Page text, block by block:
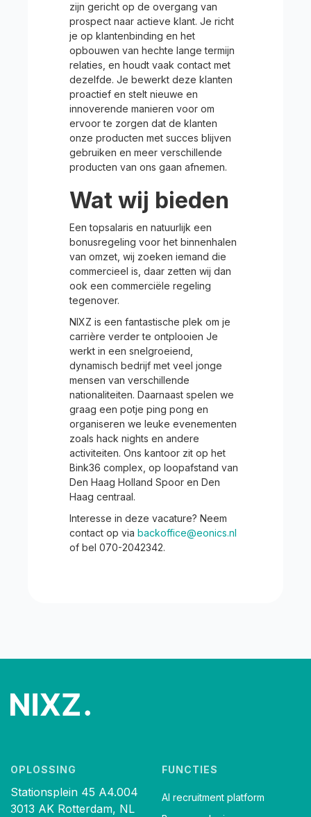
zijn gericht op de overgang van
prospect naar actieve klant. Je richt
je op klantenbinding en het
opbouwen van hechte lange termijn
relaties, en houdt vaak contact met
dezelfde. Je bewerkt deze klanten
proactief en stelt nieuwe en
innoverende manieren voor om
ervoor te zorgen dat de klanten
onze producten met succes blijven
gebruiken en meer verschillende
producten van ons gaan afnemen.
Wat wij bieden
Een topsalaris en natuurlijk een
bonusregeling voor het binnenhalen
van omzet, wij zoeken iemand die
commercieel is, daar zetten wij dan
ook een commerciële regeling
tegenover.
NIXZ is een fantastische plek om je
carrière verder te ontplooien Je
werkt in een snelgroeiend,
dynamisch bedrijf met veel jonge
mensen van verschillende
nationaliteiten. Daarnaast spelen we
graag een potje ping pong en
organiseren we leuke evenementen
zoals hack nights en andere
activiteiten. Ons kantoor zit op het
Bink36 complex, op loopafstand van
Den Haag Holland Spoor en Den
Haag centraal.
Interesse in deze vacature? Neem
contact op via backoffice@eonics.nl
of bel 070-2042342.
OPLOSSING
Stationsplein 45 A4.004
3013 AK Rotterdam, NL
FUNCTIES
AI recruitment platform